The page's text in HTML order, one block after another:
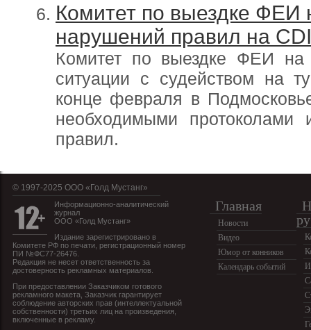
Комитет по выездке ФЕИ
нарушений правил на
Комитет по выездке ФЕИ
ситуации с судейством на
конце февраля в
необходимыми
правил.
© 1997-2025 OOO «Голд Мустанг»
Информационно-аналитический
журнал
ООО «Голд Мустанг»
Издание зарегистрировано в
Комитете РФ по печати, регистрационный номер
ПИ №ФС77-26476.
Редакция не несет ответственность за
достоверность рекламных материалов.
При предоставлении Заказчиком готового
рекламного макета, Заказчик гарантирует
соблюдение авторских прав (интеллектуальной
собственности) третьих лиц на произведения,
включенные в рекламу.
Главная
Новости
Видео
Юмор от конников
Календарь событий